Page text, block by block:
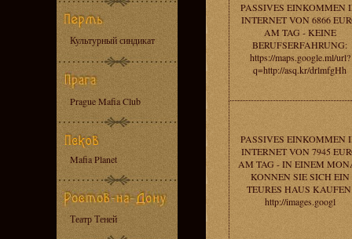
Культурный синдикат
Prague Mafia Club
Mafia Planet
Театр Теней
PASSIVES EINKOMMEN
INTERNET VON 6866
AM TAG - KEINE
BERUFSERFAHRUNG:
https://maps.google.ml/url?
q=http://asq.kr/drlmfgHh
PASSIVES EINKOMMEN
INTERNET VON 7945
AM TAG - IN EINEM
KONNEN SIE SICH EIN
TEURES HAUS
http://images.googl